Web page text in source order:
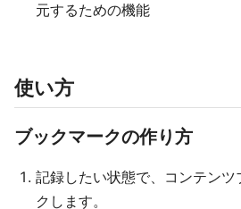
元するための機能
使い方
ブックマークの作り方
記録したい状態で、コンテンツ
クします。